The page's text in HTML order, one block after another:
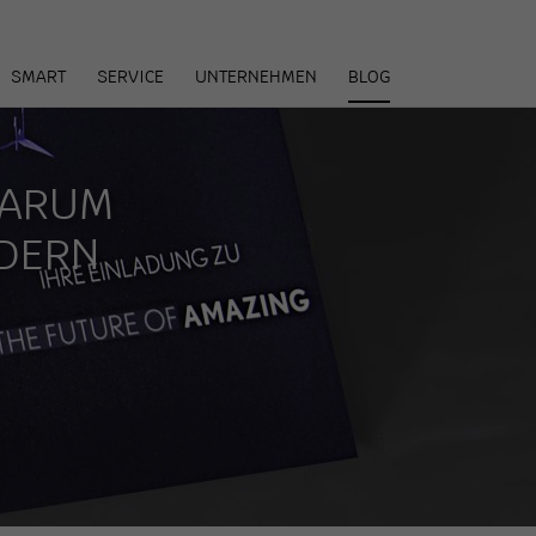
SMART SERVICE UNTERNEHMEN BLOG